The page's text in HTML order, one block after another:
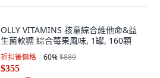
OLLY VITAMINS 孩童綜合維他命&益
生菌軟糖 綜合莓果風味, 1罐, 160顆
折扣後價格 60%$889
$355